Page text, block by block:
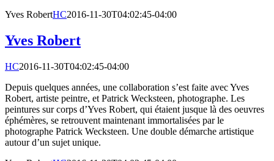
Yves RobertHC2016-11-30T04:02:45-04:00
Yves Robert
HC2016-11-30T04:02:45-04:00
Depuis quelques années, une collaboration s’est faite avec Yves
Robert, artiste peintre, et Patrick Wecksteen, photographe. Les
peintures sur corps d’Yves Robert, qui étaient jusque là des oeuvres
éphémères, se retrouvent maintenant immortalisées par le
photographe Patrick Wecksteen. Une double démarche artistique
autour d’un sujet unique.